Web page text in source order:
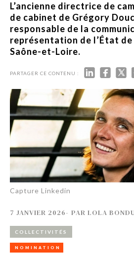
L’ancienne directrice de
de cabinet de Grégory
responsable de la
représentation de l’État
Saône-et-Loire.
PARTAGER CE CONTENU :
Capture Linkedin
7 JANVIER 2026- PAR LOLA
COLLECTIVITÉS
NOMINATION